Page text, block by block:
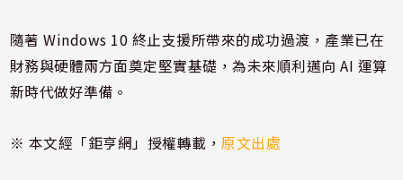
隨著 Windows 10 終止支援所帶來的成功過渡，產業已在
財務與硬體兩方面奠定堅實基礎，為未來順利邁向 AI 運算
新時代做好準備。
※ 本文經「鉅亨網」授權轉載，原文出處